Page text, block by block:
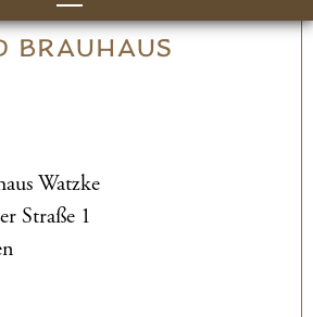
BRAUHAUS
Watzke
Straße 1